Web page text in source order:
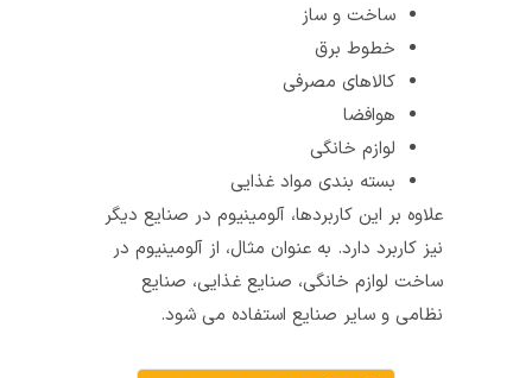
ساخت‌ و‌ ساز
خطوط برق
کالاهای مصرفی
لوازم خانگی
بسته بندی مواد غذایی
علاوه بر این کاربردها، آلومینیوم در صنایع دیگر
نیز کاربرد دارد. به عنوان مثال، از آلومینیوم در
ساخت لوازم خانگی، صنایع غذایی، صنایع
نظامی و سایر صنایع استفاده می شود.